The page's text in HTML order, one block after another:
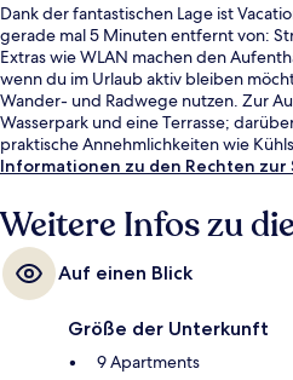
Dank der fantastischen Lage ist
gerade mal 5 Minuten entfernt von:
Extras wie WLAN machen den
wenn du im Urlaub aktiv bleiben
Wander- und Radwege nutzen. Zur
Wasserpark und eine Terrasse;
praktische Annehmlichkeiten wie
Informationen zu den Rechten
Weitere Infos zu
Auf einen Blick
Größe der Unterkunft
9 Apartments